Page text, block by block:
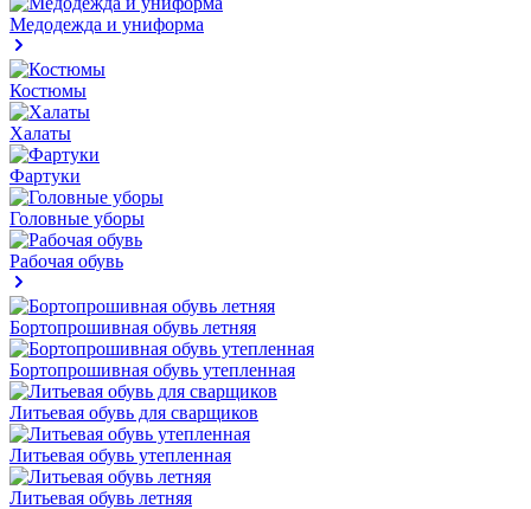
Медодежда и униформа
Костюмы
Халаты
Фартуки
Головные уборы
Рабочая обувь
Бортопрошивная обувь летняя
Бортопрошивная обувь утепленная
Литьевая обувь для сварщиков
Литьевая обувь утепленная
Литьевая обувь летняя